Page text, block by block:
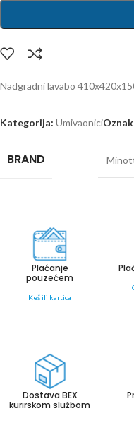
Nadgradni lavabo
Kategorija: Umivaonici
BRAND
Plaćanje
pouzećem
Keš ili kartica
Dostava BEX
kurirskom službom